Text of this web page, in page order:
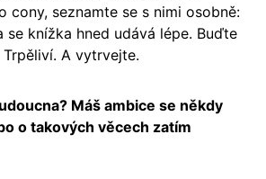
cony, seznamte se s nimi osobně:
se knížka hned udává lépe. Buďte
A vytrvejte.
Máš ambice se někdy
o takových věcech zatím